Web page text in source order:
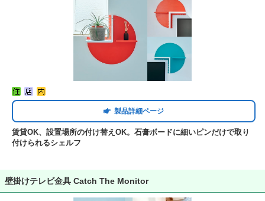
製品詳細ページ
賃貸OK、設置場所の付け替えOK。石膏ボードに細いピンだけで取り
付けられるシェルフ
壁掛けテレビ金具 Catch The Monitor